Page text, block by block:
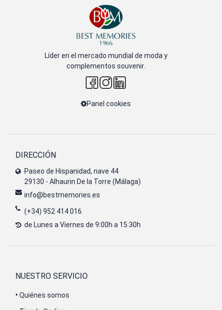
Líder en el mercado mundial de moda y
complementos souvenir.
Panel cookies
DIRECCIÓN
Paseo de Hispanidad, nave 44
29130 - Alhaurin De la Torre (Málaga)
info@bestmemories.es
(+34) 952 414 016
de Lunes a Viernes de 9:00h a 15:30h
NUESTRO SERVICIO
• Quiénes somos